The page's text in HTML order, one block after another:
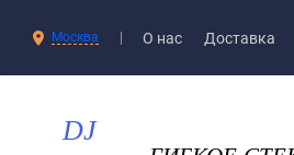
Москва О нас Доставка​